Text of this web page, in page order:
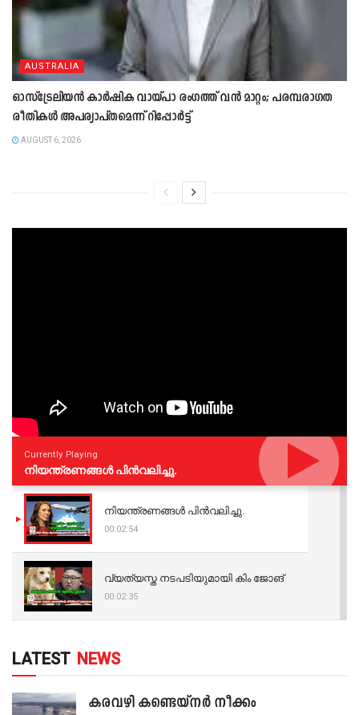
AUSTRALIA
ഓസ്‌ട്രേലിയൻ കാർഷിക വായ്പാ രംഗത്ത് വൻ മാറ്റം; പരമ്പരാഗത
രീതികൾ അപര്യാപ്തമെന്ന് റിപ്പോർട്ട്
AUGUST 6, 2026
Currently Playing
നിയന്ത്രണങ്ങള്‍ പിന്‍വലിച്ചു.
നിയന്ത്രണങ്ങള്‍ പിന്‍വലിച്ചു.
00:02:54
വ്യത്യസ്ത നടപടിയുമായി കിം ജോങ്
00:02:35
LATEST NEWS
കരവഴി കണ്ടെയ്നർ നീക്കം